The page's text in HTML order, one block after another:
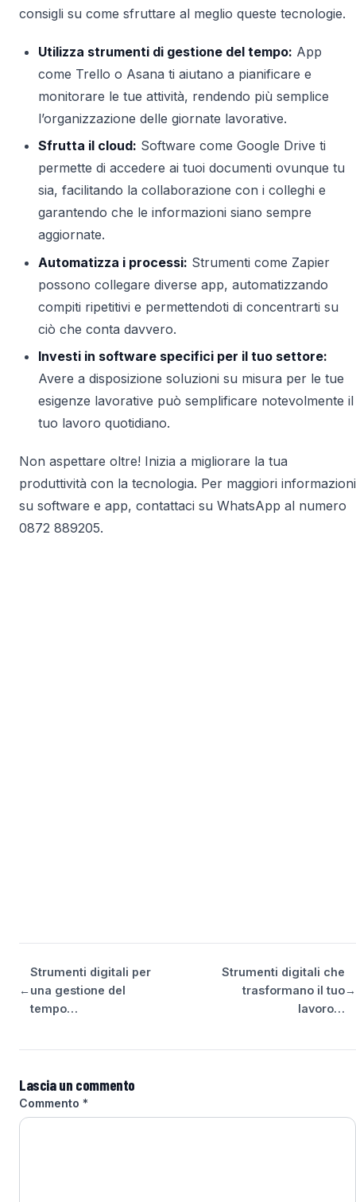
consigli su come sfruttare al meglio queste tecnologie.
Utilizza strumenti di gestione del tempo: App
come Trello o Asana ti aiutano a pianificare e
monitorare le tue attività, rendendo più semplice
l’organizzazione delle giornate lavorative.
Sfrutta il cloud: Software come Google Drive ti
permette di accedere ai tuoi documenti ovunque tu
sia, facilitando la collaborazione con i colleghi e
garantendo che le informazioni siano sempre
aggiornate.
Automatizza i processi: Strumenti come Zapier
possono collegare diverse app, automatizzando
compiti ripetitivi e permettendoti di concentrarti su
ciò che conta davvero.
Investi in software specifici per il tuo settore:
Avere a disposizione soluzioni su misura per le tue
esigenze lavorative può semplificare notevolmente il
tuo lavoro quotidiano.
Non aspettare oltre! Inizia a migliorare la tua
produttività con la tecnologia. Per maggiori informazioni
su software e app, contattaci su WhatsApp al numero
0872 889205.
←
Strumenti digitali per
una gestione del
tempo…
Strumenti digitali che
trasformano il tuo
lavoro…
→
Lascia un commento
Commento *